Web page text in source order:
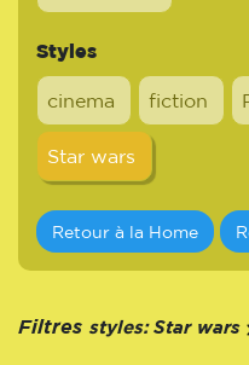
Styles
cinema fiction
Star wars
Retour à la Home
Filtres styles: Star wars